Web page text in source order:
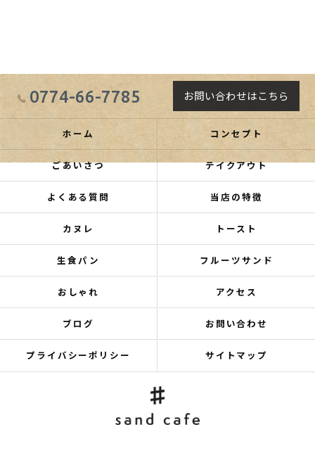
0774-66-7785 お問い合わせはこちら
ホーム コンセプト
ごあいさつ テイクアウト
よくある質問 当店の特徴
カヌレ トースト
生食パン フルーツサンド
おしゃれ アクセス
ブログ お問い合わせ
プライバシーポリシー サイトマップ